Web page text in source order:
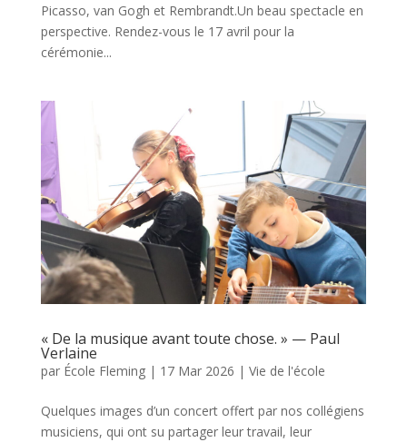
Picasso, van Gogh et Rembrandt.Un beau spectacle en
perspective. Rendez-vous le 17 avril pour la
cérémonie...
« De la musique avant toute chose. » — Paul
Verlaine
par École Fleming| 17 Mar 2026 | Vie de l'école
Quelques images d’un concert offert par nos collégiens
musiciens, qui ont su partager leur travail, leur